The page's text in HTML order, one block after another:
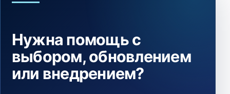
Нужна помощь с
выбором, обновлением
или внедрением?